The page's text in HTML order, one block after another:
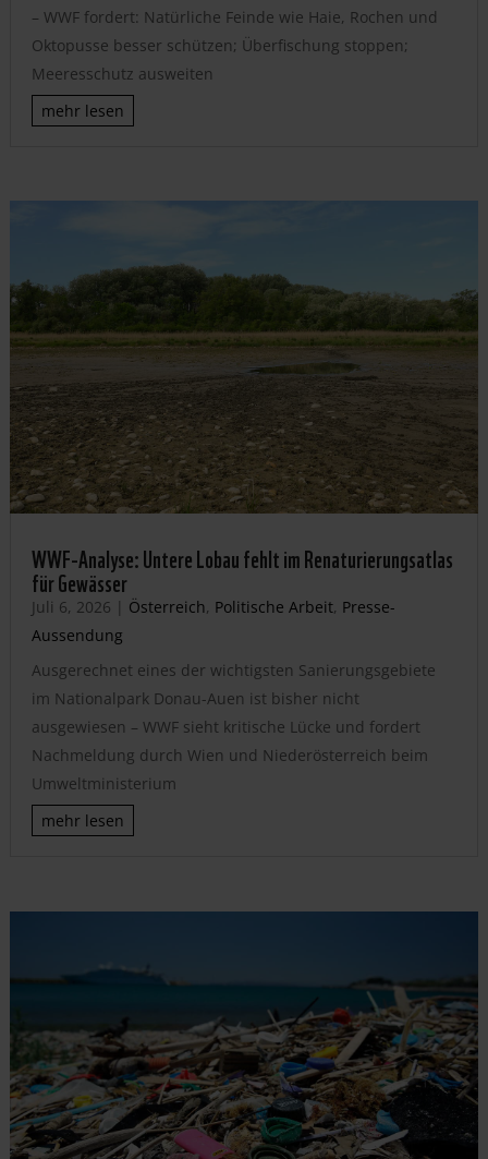
– WWF fordert: Natürliche Feinde wie Haie, Rochen und
Oktopusse besser schützen; Überfischung stoppen;
Meeresschutz ausweiten
mehr lesen
WWF-Analyse: Untere Lobau fehlt im Renaturierungsatlas
für Gewässer
Juli 6, 2026 | Österreich, Politische Arbeit, Presse-
Aussendung
Ausgerechnet eines der wichtigsten Sanierungsgebiete
im Nationalpark Donau-Auen ist bisher nicht
ausgewiesen – WWF sieht kritische Lücke und fordert
Nachmeldung durch Wien und Niederösterreich beim
Umweltministerium
mehr lesen